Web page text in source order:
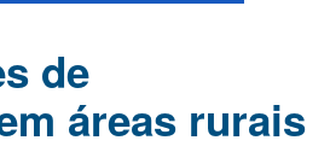
de
áreas rurais